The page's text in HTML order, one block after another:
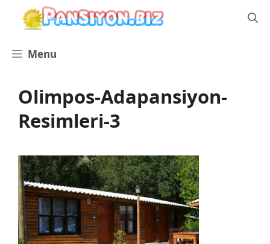
İçeriğe
Menu
Olimpos-Adapansiyon-
Resimleri-3